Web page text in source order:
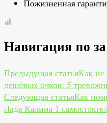
Пожизненная
Навигация по
Предыдущая статьяКак не
дешёвых очков: 5
Следующая статьяКак
Лада Калина 1